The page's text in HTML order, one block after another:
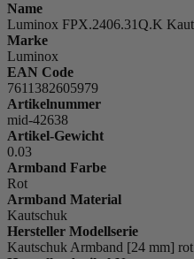
Name
Luminox FPX.2406.31Q.K
Marke
Luminox
EAN Code
7611382605979
Artikelnummer
mid-42638
Artikel-Gewicht
0.03
Armband Farbe
Rot
Armband Material
Kautschuk
Hersteller Modellserie
Kautschuk Armband [24 mm] rot